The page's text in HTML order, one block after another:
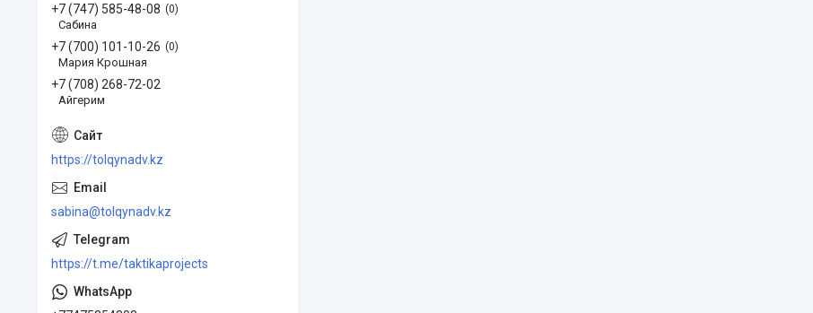
+7 (747) 585-48-08 0
Сабина
+7 (700) 101-10-26 0
Мария Крошная
+7 (708) 268-72-02
Айгерим
https://tolqynadv.kz
sabina@tolqynadv.kz
https://t.me/taktikaprojects